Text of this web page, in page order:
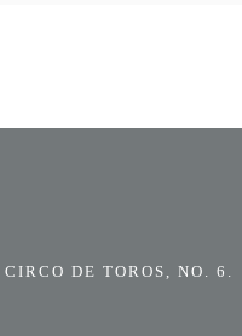
DE TOROS, NO. 6.